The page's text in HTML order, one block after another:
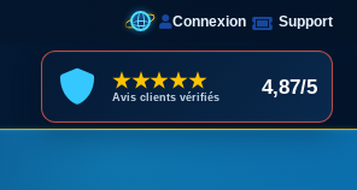
Connexion Support
★★★★★
Avis clients vérifiés 4,87/5